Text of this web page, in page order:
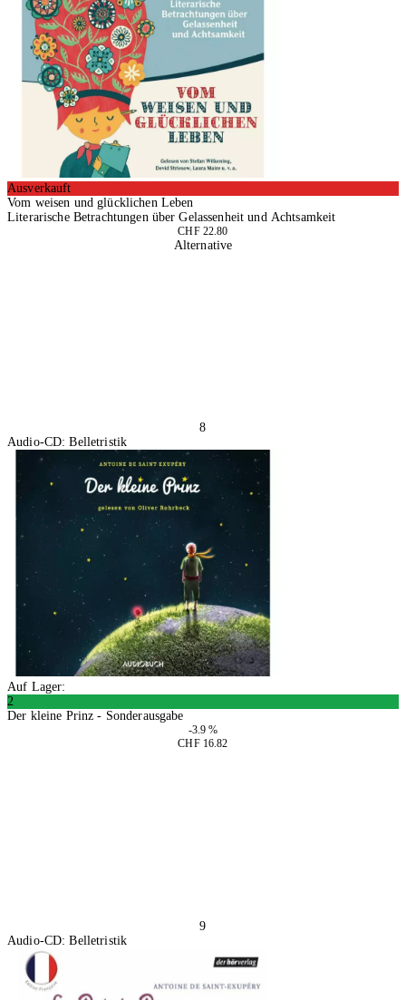
Ausverkauft
Vom weisen und glücklichen Leben
Literarische Betrachtungen über Gelassenheit und Achtsamkeit
CHF 22.80
Alternative
8
Audio-CD: Belletristik
Auf Lager:
2
Der kleine Prinz - Sonderausgabe
-3.9 %
CHF 16.82
9
Audio-CD: Belletristik